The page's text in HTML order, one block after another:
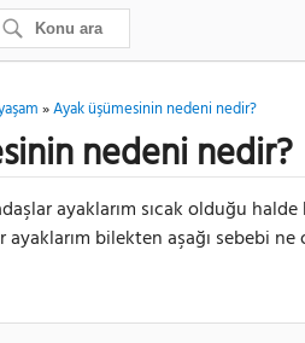
»Ayak üşümesinin nedeni nedir?
nedeni nedir?
ayaklarım sıcak olduğu
bilekten aşağı sebebi